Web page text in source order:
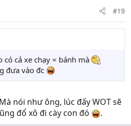
#19
cả xe chạy = bánh mà
đưa vào đc
nói như ông, lúc đấy WOT sẽ
đổ xô đi cày con đó
.